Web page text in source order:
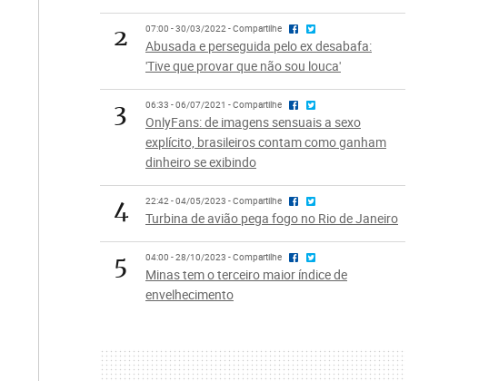
2 07:00 - 30/03/2022 - Compartilhe
Abusada e perseguida pelo ex desabafa:
'Tive que provar que não sou louca'
3 06:33 - 06/07/2021 - Compartilhe
OnlyFans: de imagens sensuais a sexo
explícito, brasileiros contam como ganham
dinheiro se exibindo
4 22:42 - 04/05/2023 - Compartilhe
Turbina de avião pega fogo no Rio de Janeiro
5 04:00 - 28/10/2023 - Compartilhe
Minas tem o terceiro maior índice de
envelhecimento